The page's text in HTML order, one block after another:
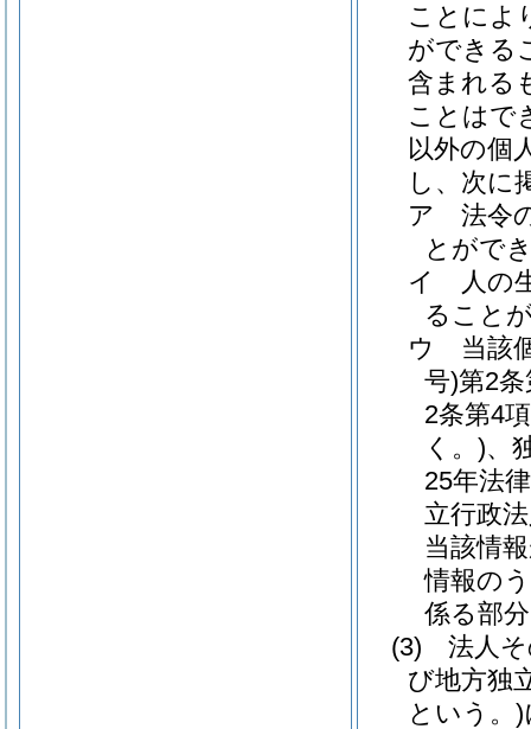
ことによ
ができる
含まれる
ことはで
以外の個
し、次に
ア
法令
とがで
イ
人の
ること
ウ
当該
号)第2
2条第4
く。)、
25年法
立行政
当該情
情報の
係る部分
(3)
法人
び地方独
という。)